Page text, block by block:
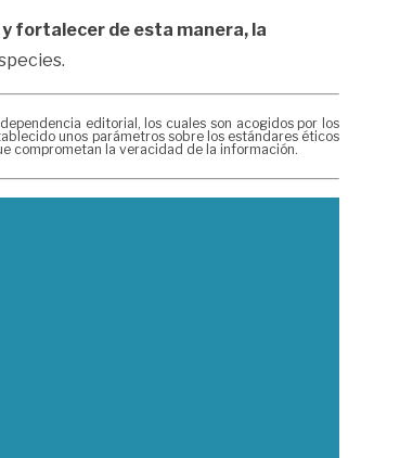
fortalecer de esta manera, la
editorial, los cuales son acogidos por los
unos parámetros sobre los estándares éticos
comprometan la veracidad de la información.